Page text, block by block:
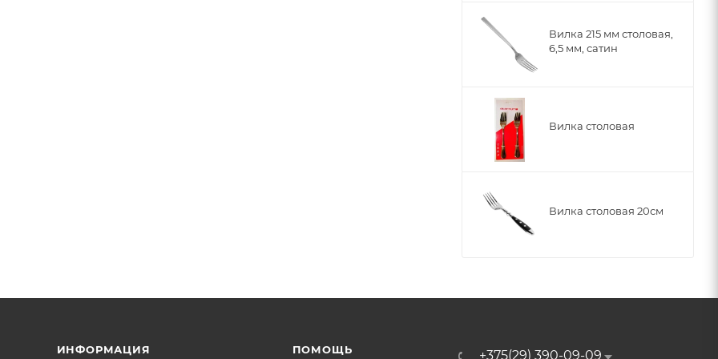
Вилка 215 мм столовая,
6,5 мм, сатин
Вилка столовая
Вилка столовая 20см
ИНФОРМАЦИЯ ПОМОЩЬ +375(29) 390-09-09